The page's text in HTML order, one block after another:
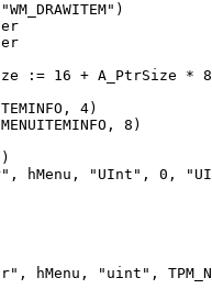
size := 16 + A_PtrSize *
4)
8)
hMenu, "UInt", 0,
hMenu, "uint",